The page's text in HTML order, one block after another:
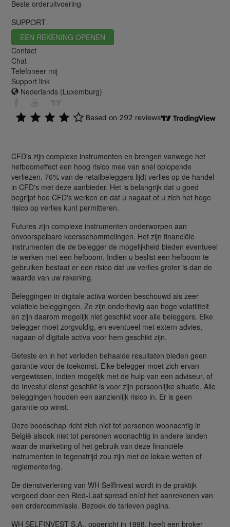
Beste orderuitvoering
SUPPORT
EEN REKENING OPENEN
Contact
Chat
Telefoneer mij
Support link
Nederlands (Luxemburg)
CFD's zijn complexe instrumenten en brengen vanwege het
hefboomeffect een hoog risico mee van snel oplopende
verliezen. 76% van de retailbeleggers lijdt verlies op de handel
in CFD's met deze aanbieder. Het is belangrijk dat u goed
begrijpt hoe CFD's werken en dat u nagaat of u zich het hoge
risico op verlies kunt permitteren.
Futures zijn complexe instrumenten onderworpen aan
onvoorspelbare koersschommelingen. Het zijn financiële
instrumenten die de belegger de mogelijkheid bieden eventueel
te werken met een hefboom. Indien u beslist een hefboom te
gebruiken bestaat er een risico dat uw verlies groter is dan de
waarde van uw rekening.
Beleggingen in digitale activa worden beschouwd als zeer
volatiele beleggingen. Ze zijn onderhevig aan hoge volatiliteit
en zijn daarom mogelijk niet geschikt voor alle beleggers. Elke
belegger moet zorgvuldig, en eventueel met extern advies,
nagaan of digitale activa voor hem geschikt zijn.
Geteste en in het verleden behaalde resultaten bieden geen
garantie voor de toekomst. Elke belegger moet zich ervan
vergewissen, indien mogelijk met de hulp van een adviseur, of
de Investui dienst geschikt is voor zijn persoonlijke situatie. Alle
beleggingen houden een aanzienlijk risico in. Er is geen
garantie op winst.
Deze boodschap richt zich niet tot personen woonachtig in
België alsook niet tot personen woonachtig in andere landen
waar de marketing of het gebruik van deze financiële
instrumenten in tegenstrijd zou zijn met de lokale wetten of
reglementering.
De dienstverlening van WH SelfInvest wordt in de praktijk
vergoed door een Bied-Laat spread en/of het aanrekenen van
een ordercommissie. Bezoek de tarieven pagina.
WH SELFINVEST S.A., opgericht in 1998, heeft een broker